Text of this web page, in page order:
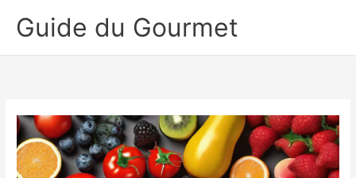
Guide du Gourmet